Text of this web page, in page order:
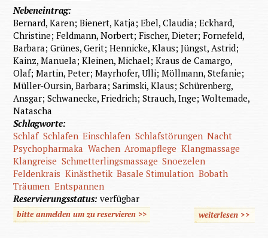
Nebeneintrag:
Bernard, Karen; Bienert, Katja; Ebel, Claudia; Eckhard,
Christine; Feldmann, Norbert; Fischer, Dieter; Fornefeld,
Barbara; Grünes, Gerit; Hennicke, Klaus; Jüngst, Astrid;
Kainz, Manuela; Kleinen, Michael; Kraus de Camargo,
Olaf; Martin, Peter; Mayrhofer, Ulli; Möllmann, Stefanie;
Müller-Oursin, Barbara; Sarimski, Klaus; Schürenberg,
Ansgar; Schwanecke, Friedrich; Strauch, Inge; Woltemade,
Natascha
Schlagworte:
Schlaf Schlafen Einschlafen Schlafstörungen Nacht
Psychopharmaka Wachen Aromapflege Klangmassage
Klangreise Schmetterlingsmassage Snoezelen
Feldenkrais Kinästhetik Basale Stimulation Bobath
Träumen Entspannen
Reservierungsstatus:verfügbar
bitte anmelden um zu reservieren >> weiterlesen
über
>>